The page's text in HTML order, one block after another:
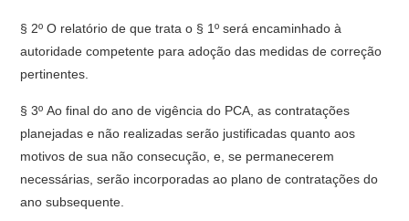
§ 2º O relatório de que trata o § 1º será encaminhado à
autoridade competente para adoção das medidas de correção
pertinentes.
§ 3º Ao final do ano de vigência do PCA, as contratações
planejadas e não realizadas serão justificadas quanto aos
motivos de sua não consecução, e, se permanecerem
necessárias, serão incorporadas ao plano de contratações do
ano subsequente.